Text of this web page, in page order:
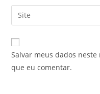
de
usuário
para
comentar
endereço
de
mail
para
comentar
Digite
o
URL
do
site
Salvar meus dados
que eu comentar.